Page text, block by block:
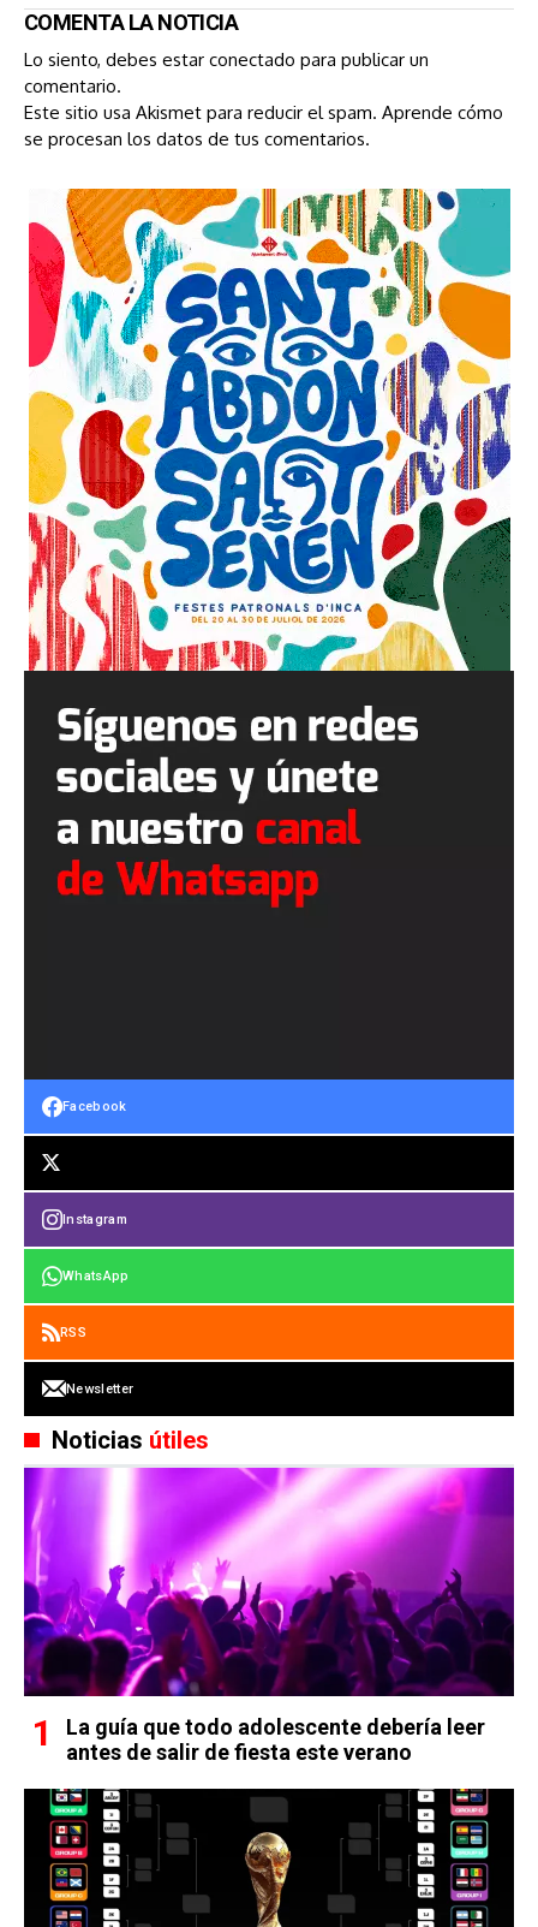
COMENTA LA NOTICIA
Lo siento, debes estar conectado para publicar un
comentario.
Este sitio usa Akismet para reducir el spam. Aprende cómo
se procesan los datos de tus comentarios.
Facebook
Instagram
WhatsApp
RSS
Newsletter
Noticias útiles
La guía que todo adolescente debería leer
antes de salir de fiesta este verano